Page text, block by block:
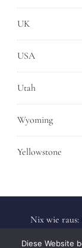
UK
USA
Utah
Wyoming
Yellowstone
Nix wie
Diese Website